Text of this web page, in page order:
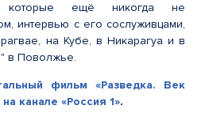
которые ещё никогда не
интервью с его сослуживцами,
на Кубе, в Никарагуа и в
в Поволжье.
фильм «Разведка. Век
канале «Россия 1».